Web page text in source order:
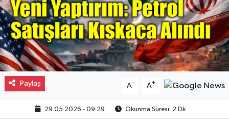
Paylaş A- A+
29.05.2026 - 09:29 Okunma Süresi: 2 Dk
Eğitim